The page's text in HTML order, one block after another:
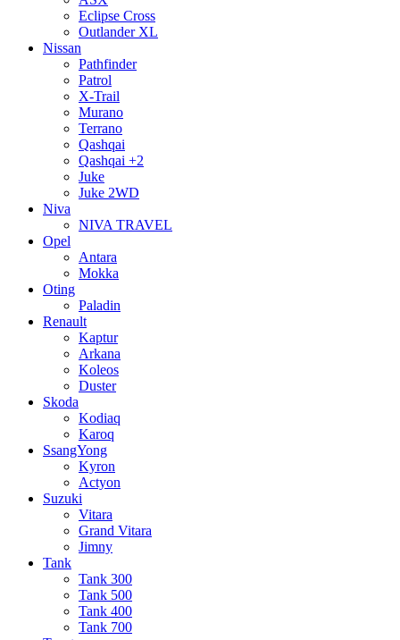
Eclipse Cross
Outlander XL
Nissan
Pathfinder
Patrol
X-Trail
Murano
Terrano
Qashqai
Qashqai +2
Juke
Juke 2WD
Niva
NIVA TRAVEL
Opel
Antara
Mokka
Oting
Paladin
Renault
Kaptur
Arkana
Koleos
Duster
Skoda
Kodiaq
Karoq
SsangYong
Kyron
Actyon
Suzuki
Vitara
Grand Vitara
Jimny
Tank
Tank 300
Tank 500
Tank 400
Tank 700